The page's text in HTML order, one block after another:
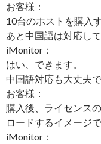
お客様：
10台のホストを購入
あと中国語は対応し
iMonitor：
はい、できます。
中国語対応も大丈夫で
お客様：
購入後、ライセンス
ロードするイメージ
iMonitor：